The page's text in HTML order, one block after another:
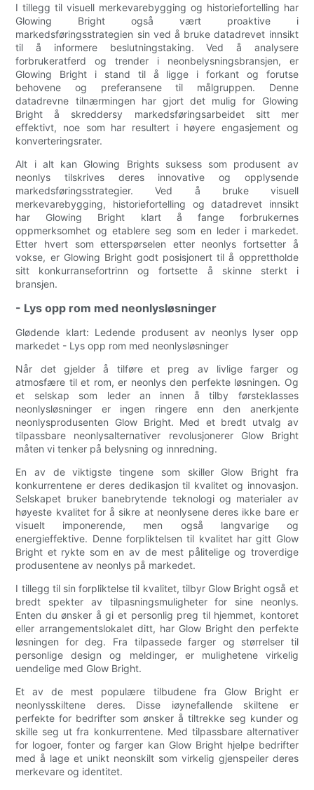
I tillegg til visuell merkevarebygging og historiefortelling har
Glowing Bright også vært proaktive i
markedsføringsstrategien sin ved å bruke datadrevet innsikt
til å informere beslutningstaking. Ved å analysere
forbrukeratferd og trender i neonbelysningsbransjen, er
Glowing Bright i stand til å ligge i forkant og forutse
behovene og preferansene til målgruppen. Denne
datadrevne tilnærmingen har gjort det mulig for Glowing
Bright å skreddersy markedsføringsarbeidet sitt mer
effektivt, noe som har resultert i høyere engasjement og
konverteringsrater.
Alt i alt kan Glowing Brights suksess som produsent av
neonlys tilskrives deres innovative og opplysende
markedsføringsstrategier. Ved å bruke visuell
merkevarebygging, historiefortelling og datadrevet innsikt
har Glowing Bright klart å fange forbrukernes
oppmerksomhet og etablere seg som en leder i markedet.
Etter hvert som etterspørselen etter neonlys fortsetter å
vokse, er Glowing Bright godt posisjonert til å opprettholde
sitt konkurransefortrinn og fortsette å skinne sterkt i
bransjen.
- Lys opp rom med neonlysløsninger
Glødende klart: Ledende produsent av neonlys lyser opp
markedet - Lys opp rom med neonlysløsninger
Når det gjelder å tilføre et preg av livlige farger og
atmosfære til et rom, er neonlys den perfekte løsningen. Og
et selskap som leder an innen å tilby førsteklasses
neonlysløsninger er ingen ringere enn den anerkjente
neonlysprodusenten Glow Bright. Med et bredt utvalg av
tilpassbare neonlysalternativer revolusjonerer Glow Bright
måten vi tenker på belysning og innredning.
En av de viktigste tingene som skiller Glow Bright fra
konkurrentene er deres dedikasjon til kvalitet og innovasjon.
Selskapet bruker banebrytende teknologi og materialer av
høyeste kvalitet for å sikre at neonlysene deres ikke bare er
visuelt imponerende, men også langvarige og
energieffektive. Denne forpliktelsen til kvalitet har gitt Glow
Bright et rykte som en av de mest pålitelige og troverdige
produsentene av neonlys på markedet.
I tillegg til sin forpliktelse til kvalitet, tilbyr Glow Bright også et
bredt spekter av tilpasningsmuligheter for sine neonlys.
Enten du ønsker å gi et personlig preg til hjemmet, kontoret
eller arrangementslokalet ditt, har Glow Bright den perfekte
løsningen for deg. Fra tilpassede farger og størrelser til
personlige design og meldinger, er mulighetene virkelig
uendelige med Glow Bright.
Et av de mest populære tilbudene fra Glow Bright er
neonlysskiltene deres. Disse iøynefallende skiltene er
perfekte for bedrifter som ønsker å tiltrekke seg kunder og
skille seg ut fra konkurrentene. Med tilpassbare alternativer
for logoer, fonter og farger kan Glow Bright hjelpe bedrifter
med å lage et unikt neonskilt som virkelig gjenspeiler deres
merkevare og identitet.